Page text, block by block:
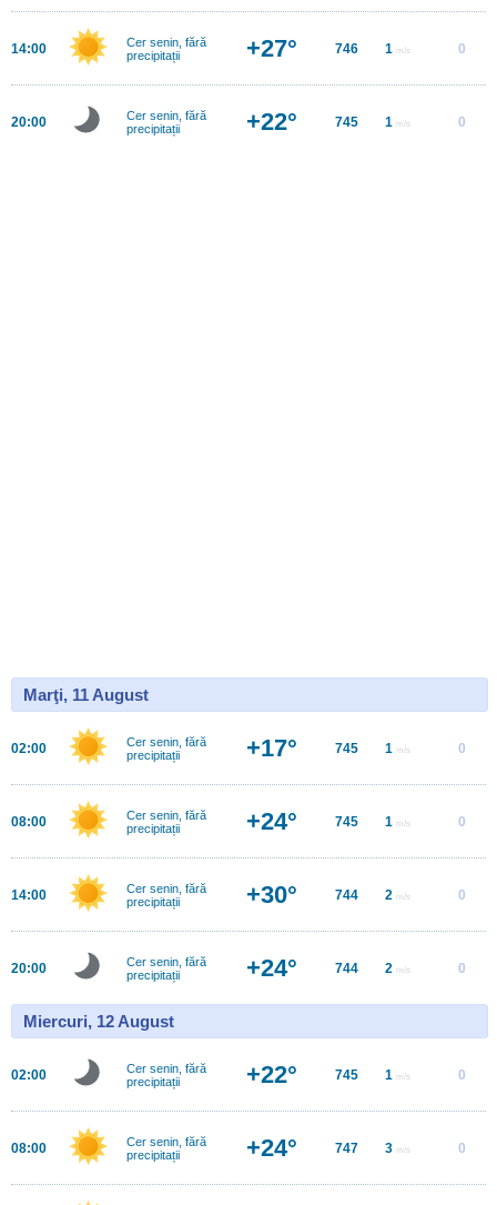
14:00
Cer senin, fără
precipitații
+27° 746 1 m/s 0
20:00
Cer senin, fără
precipitații
+22° 745 1 m/s 0
Marţi, 11 August
02:00
Cer senin, fără
precipitații
+17° 745 1 m/s 0
08:00
Cer senin, fără
precipitații
+24° 745 1 m/s 0
14:00
Cer senin, fără
precipitații
+30° 744 2 m/s 0
20:00
Cer senin, fără
precipitații
+24° 744 2 m/s 0
Miercuri, 12 August
02:00
Cer senin, fără
precipitații
+22° 745 1 m/s 0
08:00
Cer senin, fără
precipitații
+24° 747 3 m/s 0